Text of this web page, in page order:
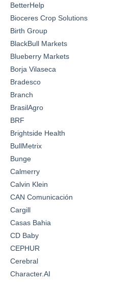
BetterHelp
Bioceres Crop Solutions
Birth Group
BlackBull Markets
Blueberry Markets
Borja Vilaseca
Bradesco
Branch
BrasilAgro
BRF
Brightside Health
BullMetrix
Bunge
Calmerry
Calvin Klein
CAN Comunicación
Cargill
Casas Bahia
CD Baby
CEPHUR
Cerebral
Character.AI